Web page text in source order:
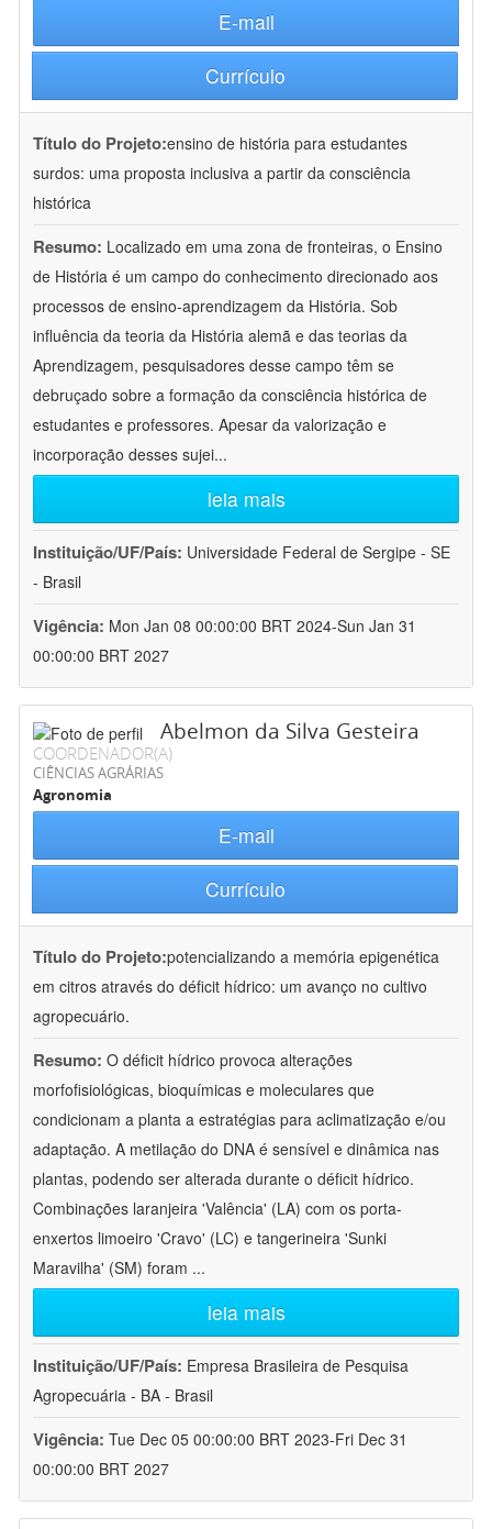
E-mail
Currículo
Título do Projeto:ensino de história para estudantes
surdos: uma proposta inclusiva a partir da consciência
histórica
Resumo: Localizado em uma zona de fronteiras, o Ensino
de História é um campo do conhecimento direcionado aos
processos de ensino-aprendizagem da História. Sob
influência da teoria da História alemã e das teorias da
Aprendizagem, pesquisadores desse campo têm se
debruçado sobre a formação da consciência histórica de
estudantes e professores. Apesar da valorização e
incorporação desses sujei...
leia mais
Instituição/UF/País: Universidade Federal de Sergipe - SE
- Brasil
Vigência: Mon Jan 08 00:00:00 BRT 2024-Sun Jan 31
00:00:00 BRT 2027
Abelmon da Silva Gesteira
COORDENADOR(A)
CIÊNCIAS AGRÁRIAS
Agronomia
E-mail
Currículo
Título do Projeto:potencializando a memória epigenética
em citros através do déficit hídrico: um avanço no cultivo
agropecuário.
Resumo: O déficit hídrico provoca alterações
morfofisiológicas, bioquímicas e moleculares que
condicionam a planta a estratégias para aclimatização e/ou
adaptação. A metilação do DNA é sensível e dinâmica nas
plantas, podendo ser alterada durante o déficit hídrico.
Combinações laranjeira 'Valência' (LA) com os porta-
enxertos limoeiro 'Cravo' (LC) e tangerineira 'Sunki
Maravilha' (SM) foram ...
leia mais
Instituição/UF/País: Empresa Brasileira de Pesquisa
Agropecuária - BA - Brasil
Vigência: Tue Dec 05 00:00:00 BRT 2023-Fri Dec 31
00:00:00 BRT 2027